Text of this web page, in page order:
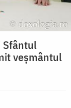
Sfântul
veșmântul